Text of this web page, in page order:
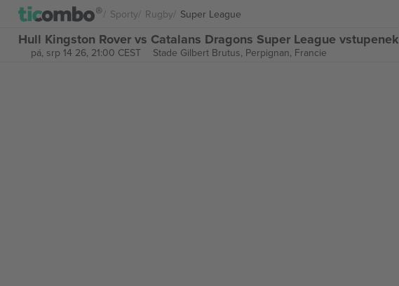
Sporty Rugby Super League
Hull Kingston Rover vs Catalans Dragons Super League vstupenek
pá, srp 14 26, 21:00 CEST Stade Gilbert Brutus, Perpignan, Francie